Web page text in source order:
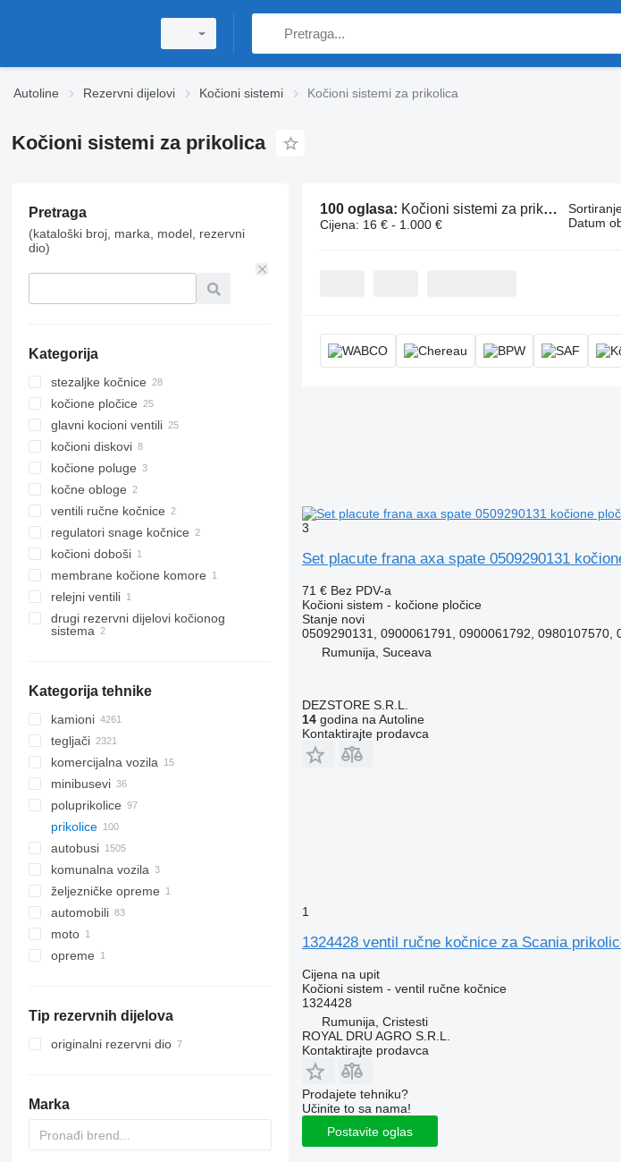
Autoline Rezervni dijelovi Kočioni sistemi Kočioni sistemi za prikolica
Kočioni sistemi za prikolica
Pretraga
(kataloški broj, marka, model, rezervni
dio)
Kategorija
stezaljkе kočnice
kočione pločice
glavni kocioni ventili
kočioni diskovi
kočione poluge
kočne obloge
ventili ručne kočnice
regulatori snage kočnice
kočioni doboši
membrane kočione komore
relejni ventili
drugi rezervni dijelovi kočionog
sistema
Kategorija tehnike
kamioni
tegljači
komercijalna vozila
minibusevi
poluprikolice
prikolice
autobusi
komunalna vozila
mašine za čišćenje puteva
vozila za čišćenje ulica
komunalne mašine
kamioni za smeće
ostale komunalne mašine
željezničke opreme
automobili
moto
opreme
Tip rezervnih dijelova
originalni rezervni dio
Marka
100 oglasa: Kočioni sistemi za prikolica
Cijena: 16 € - 1.000 €
Datum
3
Set placute frana axa spate 0509290131
71 € Bez PDV-a
Kočioni sistem - kočione pločice
Stanjenovi
0509290131, 0900061791, 0900061792, 0980107570,
Rumunija, Suceava
DEZSTORE S.R.L.
14godina na Autoline
Kontaktirajte prodavca
1
1324428 ventil ručne kočnice za Scania
Cijena na upit
Kočioni sistem - ventil ručne kočnice
1324428
Rumunija, Cristesti
ROYAL DRU AGRO S.R.L.
Kontaktirajte prodavca
Prodajete tehniku?
Učinite to sa nama!
Postavite oglas